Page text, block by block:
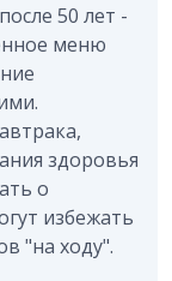
50 лет -
меню
здоровья
о
избежать
"на ходу".